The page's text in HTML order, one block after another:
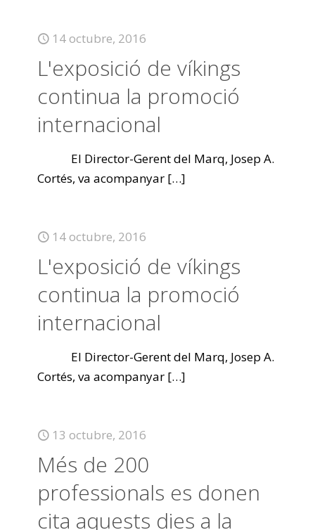
14 octubre, 2016
L'exposició de víkings
continua la promoció
internacional
El Director-Gerent del Marq, Josep A.
Cortés, va acompanyar […]
14 octubre, 2016
L'exposició de víkings
continua la promoció
internacional
El Director-Gerent del Marq, Josep A.
Cortés, va acompanyar […]
13 octubre, 2016
Més de 200
professionals es donen
cita aquests dies a la